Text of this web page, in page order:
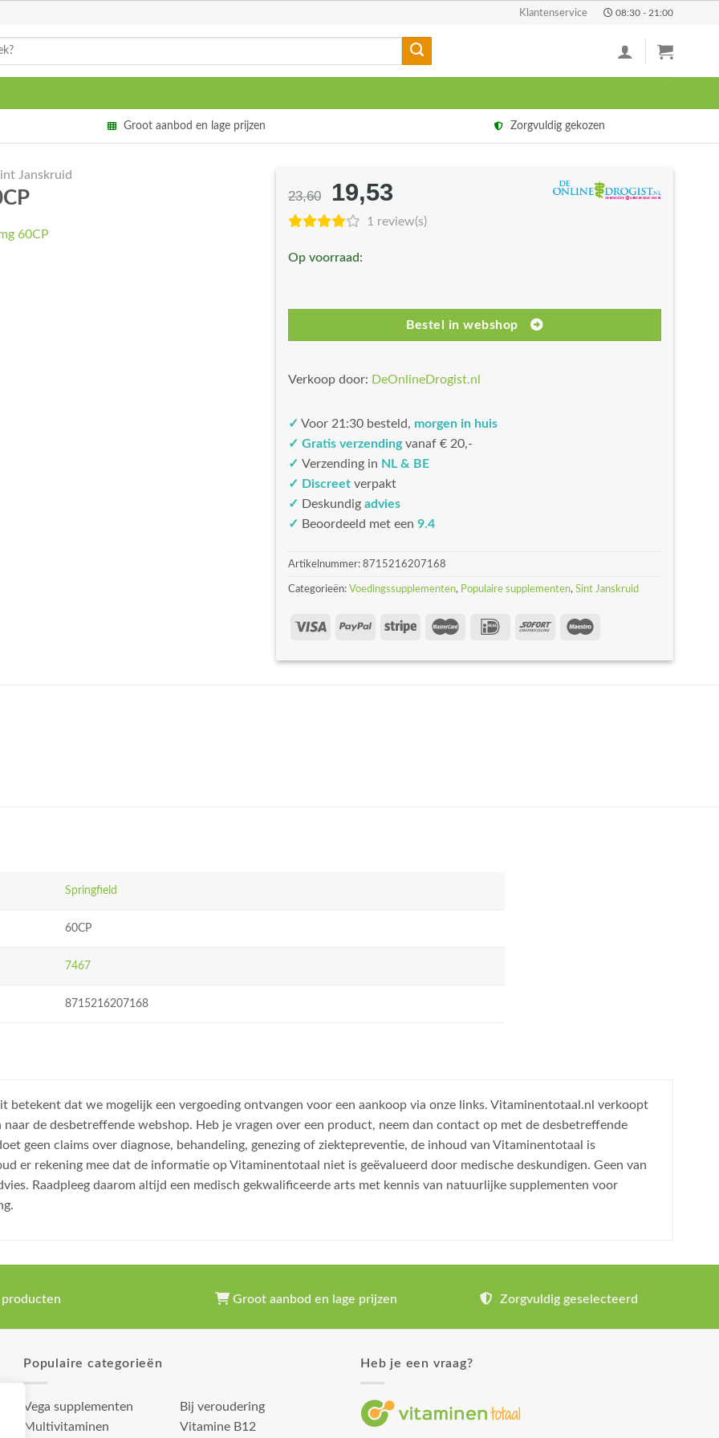
Klantenservice 08:30 - 21:00
Groot aanbod en lage prijzen Zorgvuldig gekozen
Janskruid
23,60
Oorspronkelijke
prijs
€23,60.
19,53
prijs
1 review(s)
Op voorraad:
Bestel in webshop
Verkoop door: DeOnlineDrogist.nl
✓ Voor 21:30 besteld, morgen in huis
✓ Gratis verzendingvanaf € 20,-
✓ Verzending in NL & BE
✓ Discreet verpakt
✓ Deskundig advies
✓ Beoordeeld met een 9.4
Artikelnummer: 8715216207168
Categorieën: Voedingssupplementen, Populaire supplementen, Sint Janskruid
Springfield
60CP
7467
8715216207168
dat we mogelijk een vergoeding ontvangen voor een aankoop via onze links. Vitaminentotaal.nl verkoopt
de desbetreffende webshop. Heb je vragen over een product, neem dan contact op met de desbetreffende
geen claims over diagnose, behandeling, genezing of ziektepreventie, de inhoud van Vitaminentotaal is
er rekening mee dat de informatie op Vitaminentotaal niet is geëvalueerd door medische deskundigen. Geen van
Raadpleeg daarom altijd een medisch gekwalificeerde arts met kennis van natuurlijke supplementen voor
producten Groot aanbod en lage prijzen Zorgvuldig geselecteerd
Populaire categorieën
Vega supplementen
Multivitaminen
Bij veroudering
Vitamine B12
Heb je een vraag?